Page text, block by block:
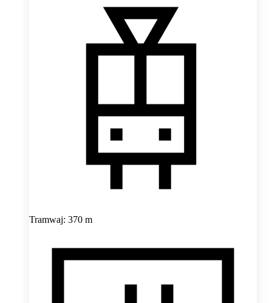
Tramwaj: 370 m